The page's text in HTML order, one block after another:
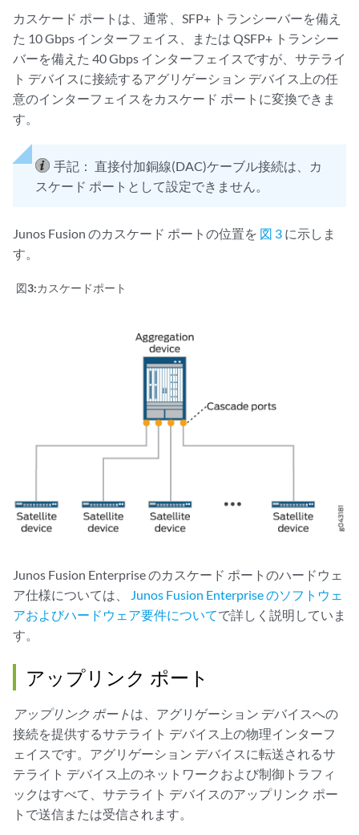
カスケード ポートは、通常、SFP+ トランシーバーを備え
た 10 Gbps インターフェイス、または QSFP+ トランシー
バーを備えた 40 Gbps インターフェイスですが、サテライ
ト デバイスに接続するアグリゲーション デバイス上の任
意のインターフェイスをカスケード ポートに変換できま
す。
手記： 直接付加銅線(DAC)ケーブル接続は、カ
スケード ポートとして設定できません。
Junos Fusion のカスケード ポートの位置を 図 3 に示しま
す。
図3:カスケードポート
Junos Fusion Enterprise のカスケード ポートのハードウェ
ア仕様については、
Junos Fusion Enterprise のソフトウェ
アおよびハードウェア要件についてで詳しく説明していま
す。
アップリンク ポート
アップリンク ポート は、アグリゲーション デバイスへの
接続を提供するサテライト デバイス上の物理インターフ
ェイスです。アグリゲーション デバイスに転送されるサ
テライト デバイス上のネットワークおよび制御トラフィ
ックはすべて、サテライト デバイスのアップリンク ポー
トで送信または受信されます。